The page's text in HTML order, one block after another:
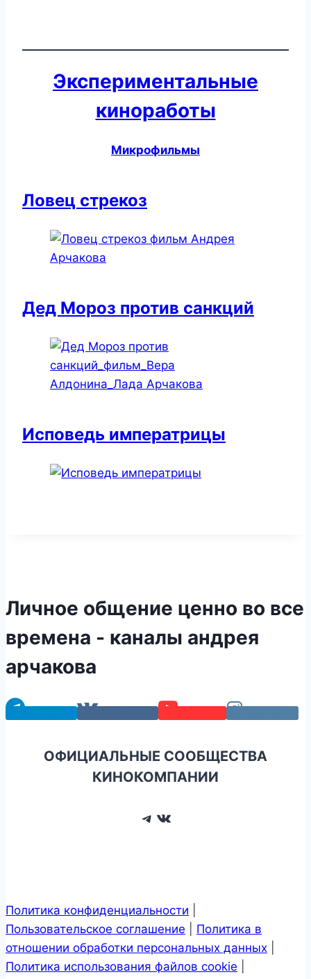
Экспериментальные
киноработы
Микрофильмы
Ловец стрекоз
Дед Мороз против санкций
Исповедь императрицы
Личное общение ценно во все
времена - каналы андрея
арчакова
ОФИЦИАЛЬНЫЕ СООБЩЕСТВА
КИНОКОМПАНИИ
Telegram
ВКонтакте
Политика конфиденциальности
Пользовательское соглашение
Политика в
отношении обработки персональных данных
Политика использования файлов cookie